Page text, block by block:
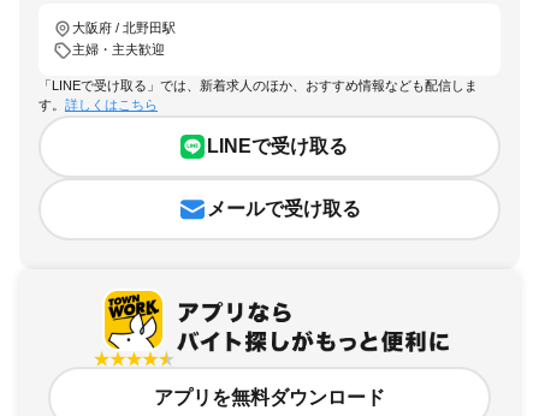
大阪府 / 北野田駅
主婦・主夫歓迎
「LINEで受け取る」では、新着求人のほか、おすすめ情報なども配信しま
す。 詳しくはこちら
LINEで受け取る
メールで受け取る
アプリを無料ダウンロード